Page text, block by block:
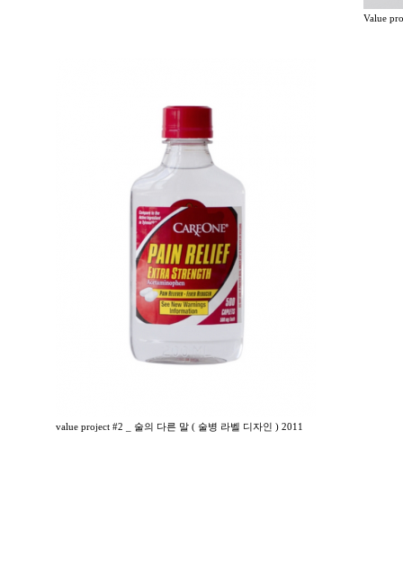
Value
value project #2 _ 술의 다른 말 ( 술병 라벨 디자인 ) 2011